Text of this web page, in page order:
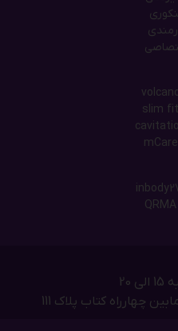
چهارراه کتاب پلاک 111